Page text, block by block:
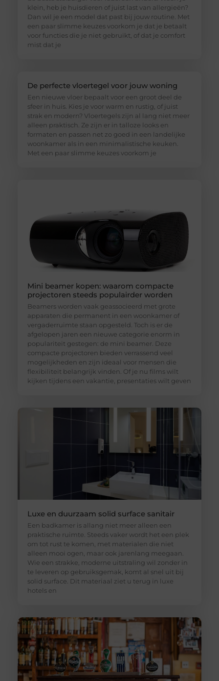
klein, heb je huisdieren of juist last van allergieën?
Dan wil je een model dat past bij jouw routine. Met
een paar slimme keuzes voorkom je dat je betaalt
voor functies die je niet gebruikt, of dat je comfort
mist dat je
De perfecte vloertegel voor jouw woning
Een nieuwe vloer bepaalt voor een groot deel de
sfeer in huis. Kies je voor warm en rustig, of juist
strak en modern? Vloertegels zijn al lang niet meer
alleen praktisch. Ze zijn er in talloze looks en
formaten en passen net zo goed in een landelijke
woonkamer als in een minimalistische keuken.
Met een paar slimme keuzes voorkom je
Mini beamer kopen: waarom compacte
projectoren steeds populairder worden
Beamers worden vaak geassocieerd met grote
apparaten die permanent in een woonkamer of
vergaderruimte staan opgesteld. Toch is er de
afgelopen jaren een nieuwe categorie enorm in
populariteit gestegen: de mini beamer. Deze
compacte projectoren bieden verrassend veel
mogelijkheden en zijn ideaal voor mensen die
flexibiliteit belangrijk vinden. Of je nu films wilt
kijken tijdens een vakantie, presentaties wilt geven
Luxe en duurzaam solid surface sanitair
Een badkamer is allang niet meer alleen een
praktische ruimte. Steeds vaker wordt het een plek
om tot rust te komen, met materialen die niet
alleen mooi ogen, maar ook jarenlang meegaan.
Wie een strakke, moderne uitstraling wil zonder in
te leveren op gebruiksgemak, komt al snel uit bij
solid surface. Dit materiaal ziet u terug in luxe
hotels en